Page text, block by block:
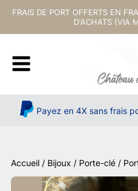
FRAIS DE PORT OFFERTS EN
D'ACHATS (VIA
Payez en 4X sans frais
Accueil / Bijoux / Porte-clé /